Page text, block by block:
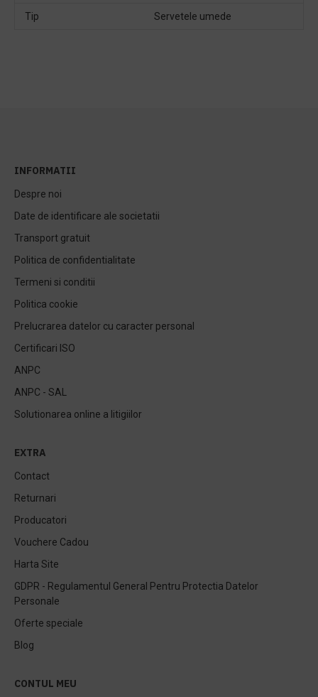
Tip Servetele umede
INFORMATII
Despre noi
Date de identificare ale societatii
Transport gratuit
Politica de confidentialitate
Termeni si conditii
Politica cookie
Prelucrarea datelor cu caracter personal
Certificari ISO
ANPC
ANPC - SAL
Solutionarea online a litigiilor
EXTRA
Contact
Returnari
Producatori
Vouchere Cadou
Harta Site
GDPR - Regulamentul General Pentru Protectia Datelor
Personale
Oferte speciale
Blog
CONTUL MEU